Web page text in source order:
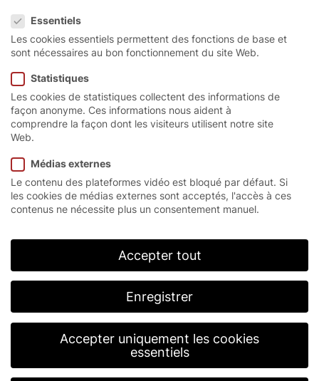
Un service de pointe pour
les exigences les plus
élevées.
La vision du
En tant que leader mondial du marché et de la
technologie, notre ambition est d’améliorer en
permanence notre qualité, nos compétences, notre
fiabilité et notre rapidité pour répondre aux
exigences de nos clients. Chez EFAFLEX, nous
entretenons des relations basées sur la confiance,
en visant une réussite orientée vers l’avenir.
collaborateurs sont le fondement du meilleur service
Essentiels
Les cookies essentiels permettent des fonctions de base et
sont nécessaires au bon fonctionnement du site Web.
Statistiques
Les cookies de statistiques collectent des informations de
façon anonyme. Ces informations nous aident à
comprendre la façon dont les visiteurs utilisent notre site
Web.
Médias externes
Le contenu des plateformes vidéo est bloqué par défaut. Si
les cookies de médias externes sont acceptés, l'accès à ces
contenus ne nécessite plus un consentement manuel.
Accepter tout
Enregistrer
Accepter uniquement les cookies
essentiels